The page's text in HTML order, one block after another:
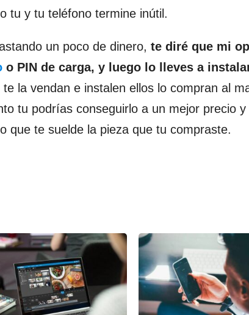
tu y tu teléfono termine inútil.
un poco de dinero, te diré que mi
o PIN de carga, y luego lo lleves a
la vendan e instalen ellos lo compran al
tu podrías conseguirlo a un mejor precio
que te suelde la pieza que tu compraste.